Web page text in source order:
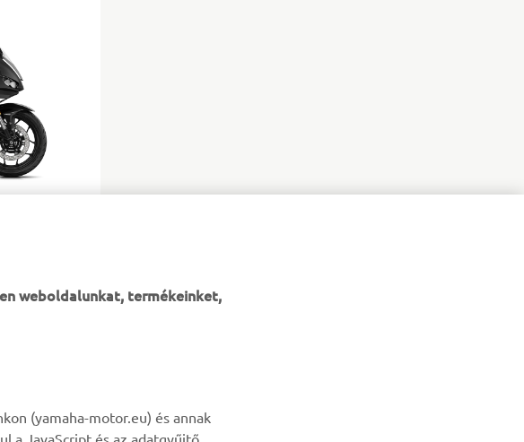
weboldalunkat, termékeinket,
(yamaha-motor.eu) és annak
a JavaScript és az adatgyűjtő